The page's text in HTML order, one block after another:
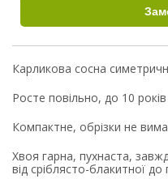
Карликова сосна
Росте повільно, до 10
Компактне, обрізки не
Хвоя гарна, пухнаста,
від сріблясто-блакитної